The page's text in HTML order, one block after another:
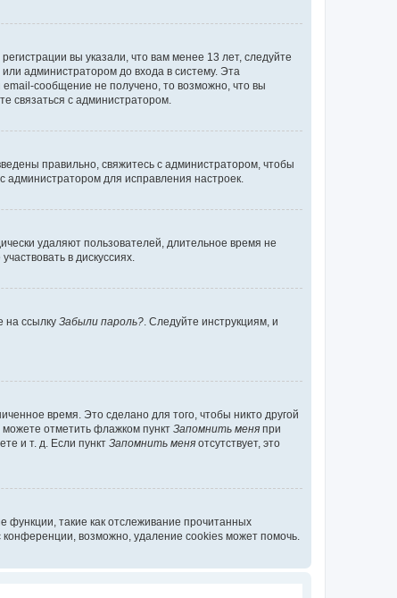
вы указали, что вам менее 13 лет, следуйте
администратором до входа в систему. Эта
сообщение не получено, то возможно, что вы
связаться с администратором.
правильно, свяжитесь с администратором, чтобы
администратором для исправления настроек.
удаляют пользователей, длительное время не
в дискуссиях.
на ссылку Забыли пароль?. Следуйте инструкциям, и
время. Это сделано для того, чтобы никто другой
отметить флажком пункт Запомнить меня при
и т. д. Если пункт Запомнить меня отсутствует, это
такие как отслеживание прочитанных
возможно, удаление cookies может помочь.